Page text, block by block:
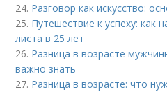
24. Разговор как искусство:
25. Путешествие к успеху: как
листа в 25 лет
26. Разница в возрасте
важно знать
27. Разница в возрасте: что